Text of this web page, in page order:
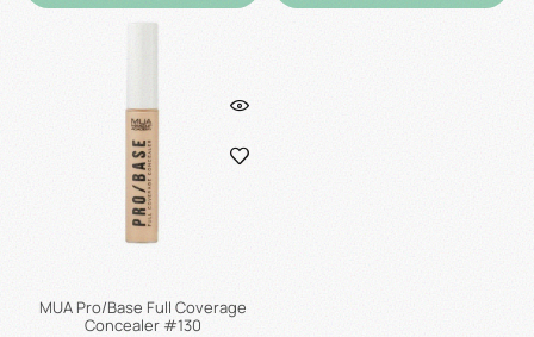
MUA Pro/Base Full Coverage
Concealer #130